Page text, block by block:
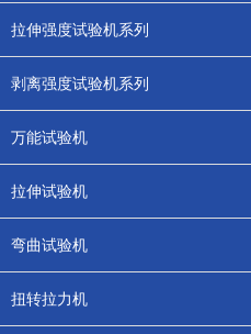
拉伸强度试验机系列
剥离强度试验机系列
万能试验机
拉伸试验机
弯曲试验机
扭转拉力机